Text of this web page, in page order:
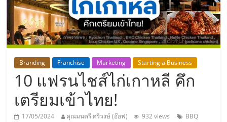
ThaiSMEsCenter,
รวม
ธุรกิจ
เอ
Branding Franchise Marketing Starting a Business
10 แฟรนไชส์ไก่เกาหลี คึก
เตรียมเข้าไทย!
17/05/2024 คุณมนตรี ศรีวงษ์ (อ๊อฟ) 932 views
BBQ